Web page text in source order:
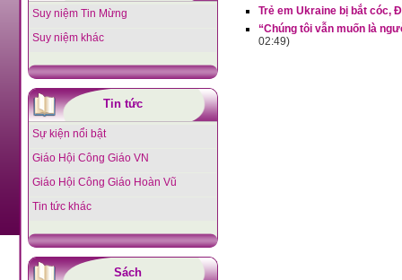
Suy niệm Tin Mừng
Suy niệm khác
Tin tức
Sự kiện nổi bật
Giáo Hội Công Giáo VN
Giáo Hội Công Giáo Hoàn Vũ
Tin tức khác
Sách
Trẻ em Ukraine bị bắt cóc,
“Chúng tôi vẫn muốn là
02:49)